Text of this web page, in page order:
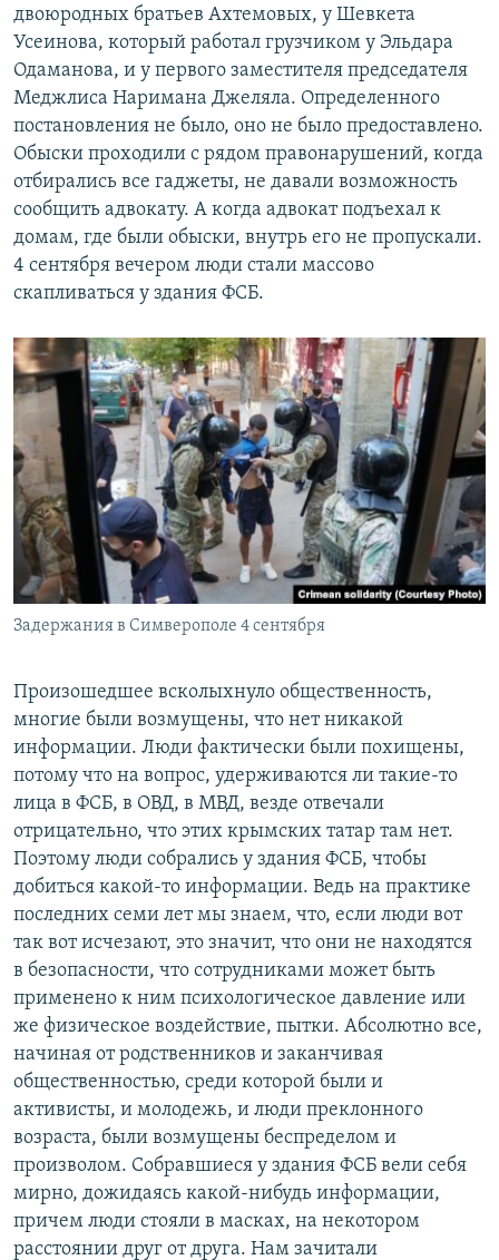
двоюродных братьев Ахтемовых, у Шевкета
Усеинова, который работал грузчиком у Эльдара
Одаманова, и у первого заместителя председателя
Меджлиса Наримана Джеляла. Определенного
постановления не было, оно не было предоставлено.
Обыски проходили с рядом правонарушений, когда
отбирались все гаджеты, не давали возможность
сообщить адвокату. А когда адвокат подъехал к
домам, где были обыски, внутрь его не пропускали.
4 сентября вечером люди стали массово
скапливаться у здания ФСБ.
Задержания в Симверополе 4 сентября
Произошедшее всколыхнуло общественность,
многие были возмущены, что нет никакой
информации. Люди фактически были похищены,
потому что на вопрос, удерживаются ли такие-то
лица в ФСБ, в ОВД, в МВД, везде отвечали
отрицательно, что этих крымских татар там нет.
Поэтому люди собрались у здания ФСБ, чтобы
добиться какой-то информации. Ведь на практике
последних семи лет мы знаем, что, если люди вот
так вот исчезают, это значит, что они не находятся
в безопасности, что сотрудниками может быть
применено к ним психологическое давление или
же физическое воздействие, пытки. Абсолютно все,
начиная от родственников и заканчивая
общественностью, среди которой были и
активисты, и молодежь, и люди преклонного
возраста, были возмущены беспределом и
произволом. Собравшиеся у здания ФСБ вели себя
мирно, дожидаясь какой-нибудь информации,
причем люди стояли в масках, на некотором
расстоянии друг от друга. Нам зачитали